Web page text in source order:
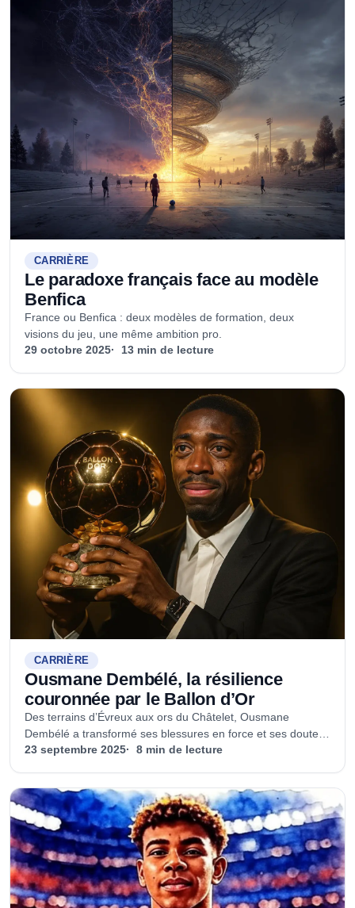
CARRIÈRE
Le paradoxe français face au modèle
Benfica
France ou Benfica : deux modèles de formation, deux
visions du jeu, une même ambition pro.
29 octobre 2025 13 min de lecture
CARRIÈRE
Ousmane Dembélé, la résilience
couronnée par le Ballon d’Or
Des terrains d’Évreux aux ors du Châtelet, Ousmane
Dembélé a transformé ses blessures en force et ses doutes
en gloire, jusqu’à décrocher le Ballon d’Or 2025.
23 septembre 2025 8 min de lecture